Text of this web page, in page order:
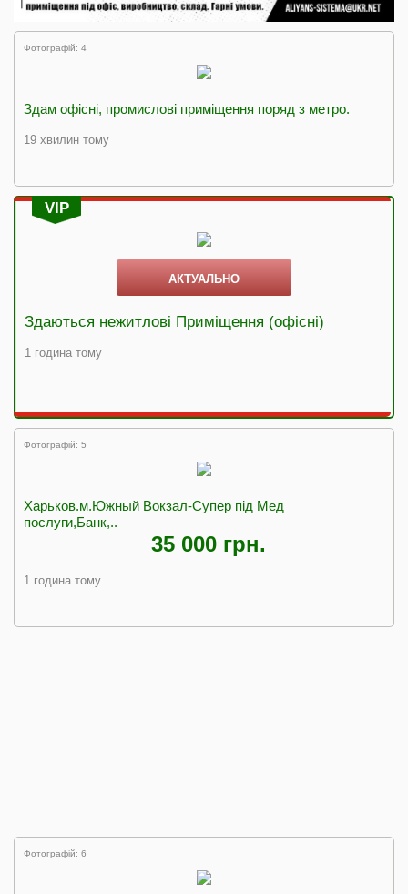
Фотографій: 4
Здам офісні, промислові приміщення поряд з метро.
19 хвилин тому
VIP
АКТУАЛЬНО
Здаються нежитлові Приміщення (офісні)
1 година тому
Фотографій: 5
Харьков.м.Южный Вокзал-Супер під Мед
послуги,Банк,..
35 000 грн.
1 година тому
Фотографій: 6